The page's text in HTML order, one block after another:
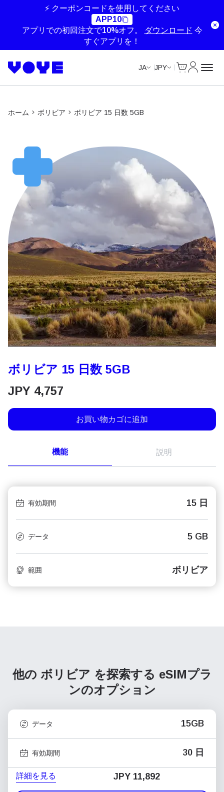
⚡ クーポンコードを使用してください
APP10
アプリでの初回注文で10%オフ。
ダウンロード 今
すぐアプリを！
JA JPY
ホーム ボリビア ボリビア 15 日数 5GB
ボリビア 15 日数 5GB
JPY 4,757
お買い物カゴに追加
機能 説明
有効期間 15 日
データ 5 GB
範囲 ボリビア
他の ボリビア を探索する eSIMプラ
ンのオプション
データ 15GB
有効期間 30 日
詳細を見る JPY 11,892